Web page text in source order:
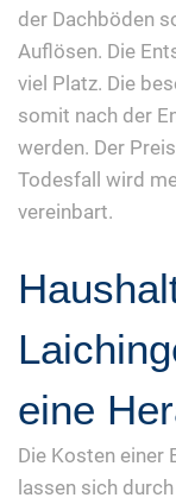
der Dachböden
Auflösen. Die
viel Platz. Die
somit nach der
werden. Der
Todesfall wird
vereinbart.
eine
Die Kosten einer
lassen sich